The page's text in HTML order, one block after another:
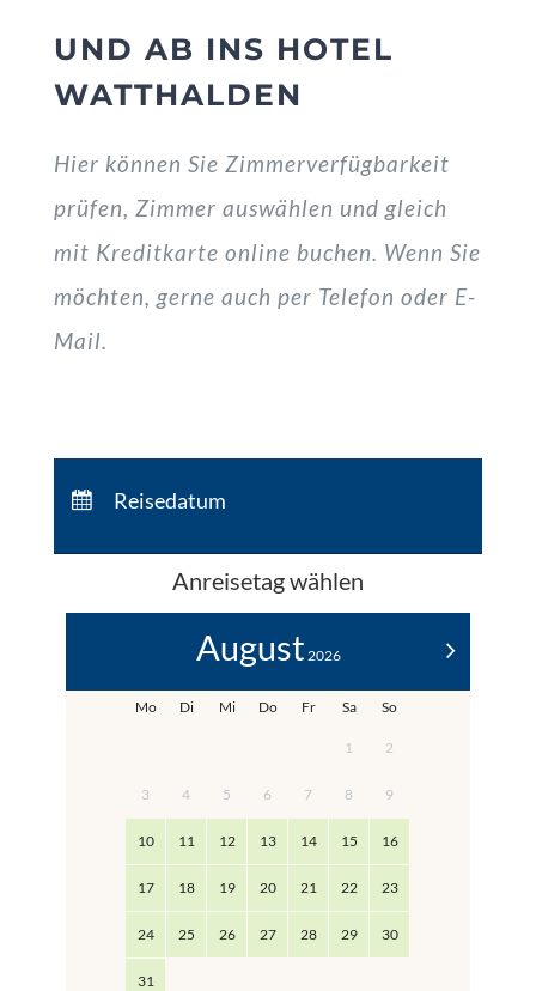
UND AB INS HOTEL
WATTHALDEN
Hier können Sie Zimmerverfügbarkeit
prüfen, Zimmer auswählen und gleich
mit Kreditkarte online buchen. Wenn Sie
möchten, gerne auch per Telefon oder E-
Mail.
Abreise:keine Auswahl
Reisedatum
Anreisetag wählen
>
August 2026
Mo Di Mi Do Fr Sa So
1 2
3 4 5 6 7 8 9
10 11 12 13 14 15 16
17 18 19 20 21 22 23
24 25 26 27 28 29 30
31